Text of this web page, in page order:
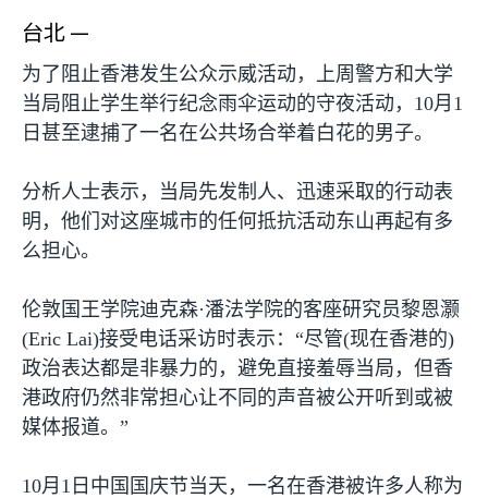
台北 —
为了阻止香港发生公众示威活动，上周警方和大学
当局阻止学生举行纪念雨伞运动的守夜活动， 10月 1
日甚至逮捕了一名在公共场合举着白花的男子。
分析人士表示，当局先发制人、迅速采取的行动表
明，他们对这座城市的任何抵抗活动东山再起有多
么担心。
伦敦国王学院迪克森·潘法学院的客座研究员黎恩灏
(Eric Lai)接受电话采访时表示：“尽管(现在香港的)
政治表达都是非暴力的，避免直接羞辱当局，但香
港政府仍然非常担心让不同的声音被公开听到或被
媒体报道。”
10月 1 日中国国庆节当天，一名在香港被许多人称为